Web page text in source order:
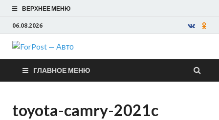
ВЕРХНЕЕ МЕНЮ
06.08.2026
ForPost —
Авто
ГЛАВНОЕ МЕНЮ
toyota-camry-2021c